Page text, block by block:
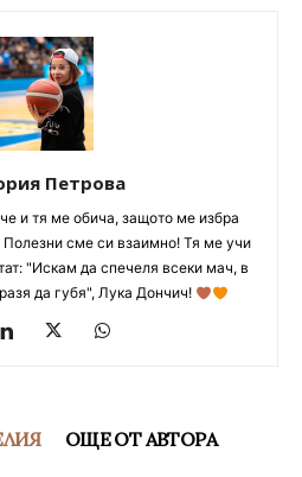
Петрова
и тя ме обича, защото ме избра
сме си взаимно! Тя ме учи
"Искам да спечеля всеки мач, в
да губя", Лука Дончич!
ОЩЕ ОТ АВТОРА